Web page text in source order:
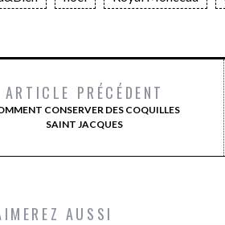
ARTICLE PRÉCÉDENT
CONSERVER DES COQUILLES
SAINT JACQUES
AUSSI